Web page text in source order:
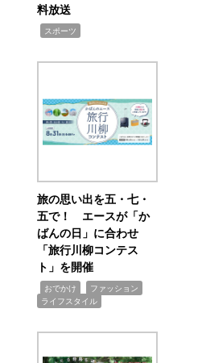
料放送
スポーツ
旅の思い出を五・七・
五で！ エースが「か
ばんの日」に合わせ
「旅行川柳コンテス
ト」を開催
おでかけ ファッション
ライフスタイル